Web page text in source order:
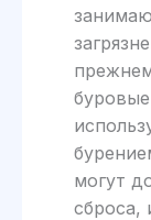
могут
сброса,